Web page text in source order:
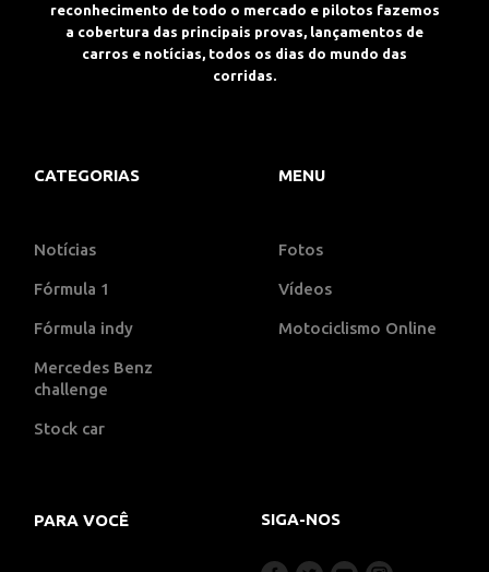
reconhecimento de todo o mercado e pilotos fazemos
a cobertura das principais provas, lançamentos de
carros e notícias, todos os dias do mundo das
corridas.
CATEGORIAS
Notícias
Fórmula 1
Fórmula indy
Mercedes Benz
challenge
Stock car
MENU
Fotos
Vídeos
Motociclismo Online
PARA VOCÊ SIGA-NOS